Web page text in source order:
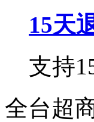
15天
支持
全台超